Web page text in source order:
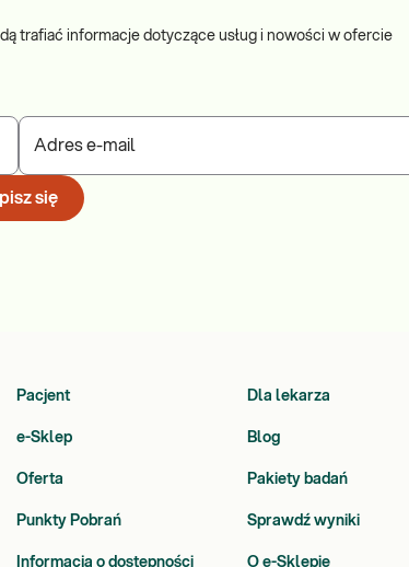
trafiać informacje dotyczące usług i nowości w ofercie
Adres e-mail
się
Pacjent Dla lekarza
e-Sklep Blog
Oferta Pakiety badań
Punkty Pobrań Sprawdź wyniki
Informacja o dostępności O e-Sklepie